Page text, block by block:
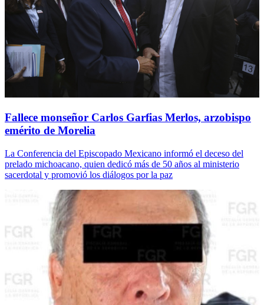
Fallece monseñor Carlos Garfias Merlos, arzobispo
emérito de Morelia
La Conferencia del Episcopado Mexicano informó el deceso del
prelado michoacano, quien dedicó más de 50 años al ministerio
sacerdotal y promovió los diálogos por la paz